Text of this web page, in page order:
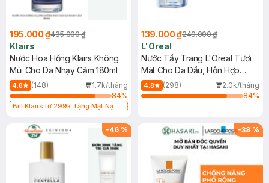
195.000 ₫435.000 ₫
Klairs
Nước Hoa Hồng Klairs Không
Mùi Cho Da Nhạy Cảm 180ml
4.8 (148)
1.7k/tháng
84%
Bill Klairs từ 299k Tặng Mặt Nạ
25ml (SL Có Hạn)
139.000 ₫249.000 ₫
L'Oreal
Nước Tẩy Trang L'Oreal Tươi
Mát Cho Da Dầu, Hỗn Hợp
400ml
4.8 (298)
2.0k/tháng
84%
-46 % -38 %